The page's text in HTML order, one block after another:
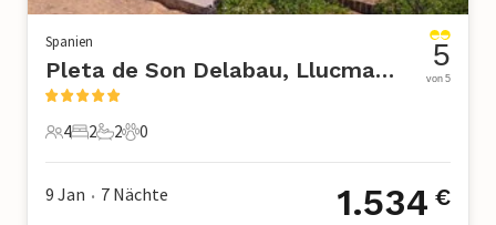
Spanien
Pleta de Son Delabau, Llucmajor
4 Gäste
4
2 Schlafzimmer
2
2 Badezimmer
2
0 Haustiere
0
5
von 5
9 Jan • 7 Nächte 1.534 €